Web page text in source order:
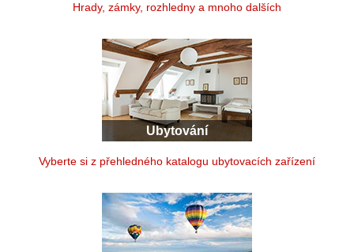
Hrady, zámky, rozhledny a mnoho dalších
Ubytování
Vyberte si z přehledného katalogu ubytovacích zařízení